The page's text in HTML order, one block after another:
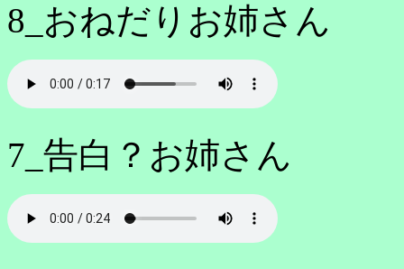
8_おねだりお姉さん
7_告白？お姉さん